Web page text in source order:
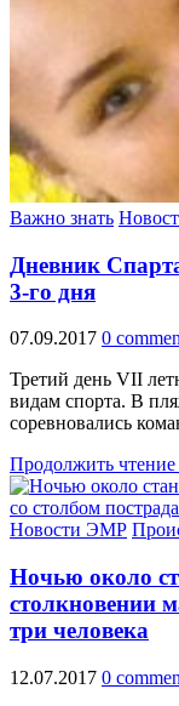
Важно знать
Дневник
3-го дня
07.09.2017 0
Третий день VII
видам спорта. В
соревновались
Продолжить
Новости ЭМР
Ночью около
столкновении
три человека
12.07.2017 0